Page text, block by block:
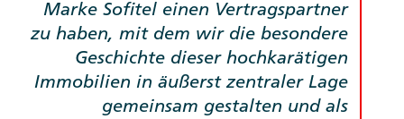
Marke Sofitel einen Vertragspartner
zu haben, mit dem wir die besondere
Geschichte dieser hochkarätigen
Immobilien in äußerst zentraler Lage
gemeinsam gestalten und als